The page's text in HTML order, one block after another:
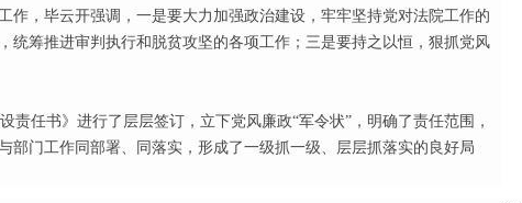
作，毕云开强调，一是要大力加强政治建设，牢牢坚持党对法院工作的
统筹推进审判执行和脱贫攻坚的各项工作；三是要持之以恒，狠抓党风
任书》进行了层层签订，立下党风廉政“军令状”，明确了责任范围，
部门工作同部署、同落实，形成了一级抓一级、层层抓落实的良好局